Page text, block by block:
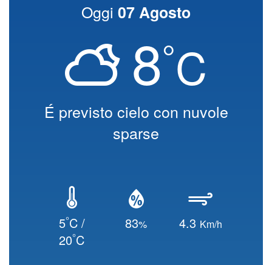
Oggi 07 Agosto
8°C
É previsto cielo con nuvole
sparse
5°C /
20°C
83% 4.3 Km/h